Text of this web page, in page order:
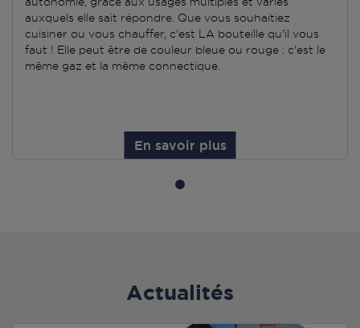
auxquels elle sait répondre. Que vous souhaitiez
cuisiner ou vous chauffer, c'est LA bouteille qu'il vous
faut ! Elle peut être de couleur bleue ou rouge : c'est le
même gaz et la même connectique.
En savoir plus
Actualités